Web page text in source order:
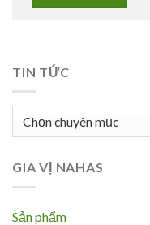
TIN TỨC
Tin
tức
GIA VỊ NAHAS
Sản phẩm